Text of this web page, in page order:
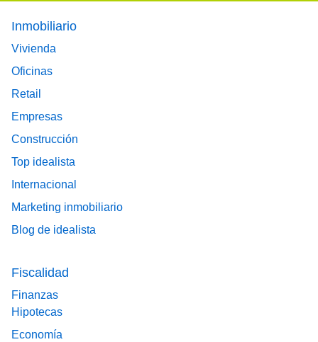
Footer main menu
Inmobiliario
Vivienda
Oficinas
Retail
Empresas
Construcción
Top idealista
Internacional
Marketing inmobiliario
Blog de idealista
Fiscalidad
Finanzas
Hipotecas
Economía